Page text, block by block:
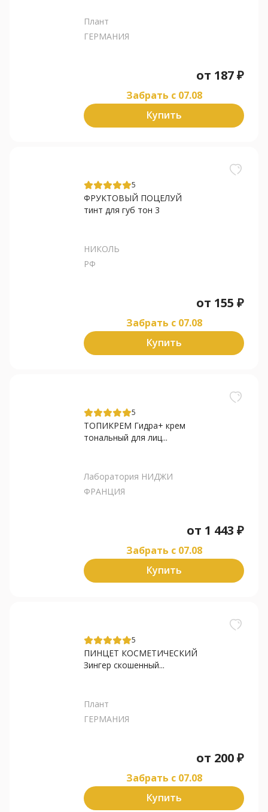
Плант
ГЕРМАНИЯ
от 187₽
Забрать c 07.08
Купить
5
ФРУКТОВЫЙ ПОЦЕЛУЙ
тинт для губ тон 3
НИКОЛЬ
РФ
от 155 ₽
Забрать c 07.08
Купить
5
ТОПИКРЕМ Гидра+ крем
тональный для лиц...
Лаборатория НИДЖИ
ФРАНЦИЯ
от 1 443 ₽
Забрать c 07.08
Купить
5
ПИНЦЕТ КОСМЕТИЧЕСКИЙ
Зингер скошенный...
Плант
ГЕРМАНИЯ
от 200₽
Забрать c 07.08
Купить